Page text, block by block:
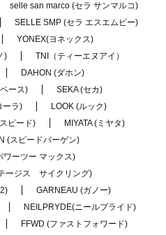
selle san marco (セラ サンマルコ)
SELLE SMP (セラ エスエムピー)
YONEX(ヨネックス)
)
TNI（ティーエヌアイ）
DAHON (ダホン)
ース)
SEKA (セカ)
ーラ)
LOOK (ルック)
ピード)
MIYATA (ミヤタ)
(スピードバーゲン)
ーツー マックス)
ージス サイクリング)
GARNEAU (ガノー)
NEILPRYDE(ニールプライド)
FFWD (ファストフォワード)